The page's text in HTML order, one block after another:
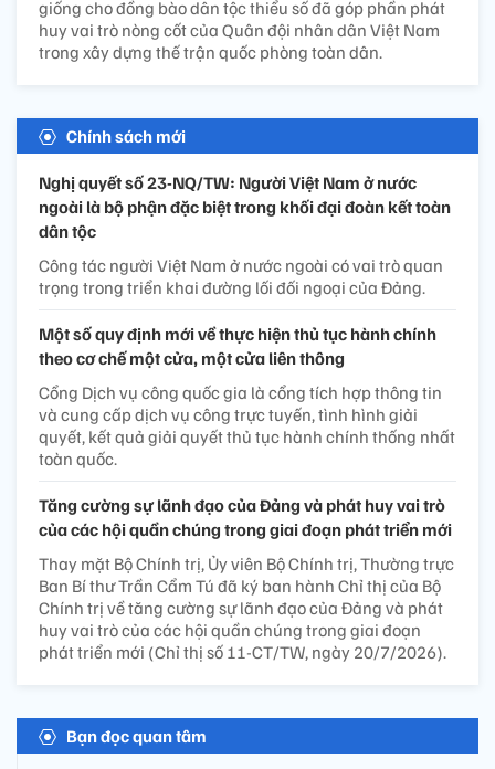
giống cho đồng bào dân tộc thiểu số đã góp phần phát
huy vai trò nòng cốt của Quân đội nhân dân Việt Nam
trong xây dựng thế trận quốc phòng toàn dân.
Chính sách mới
Nghị quyết số 23-NQ/TW: Người Việt Nam ở nước
ngoài là bộ phận đặc biệt trong khối đại đoàn kết toàn
dân tộc
Công tác người Việt Nam ở nước ngoài có vai trò quan
trọng trong triển khai đường lối đối ngoại của Đảng.
Một số quy định mới về thực hiện thủ tục hành chính
theo cơ chế một cửa, một cửa liên thông
Cổng Dịch vụ công quốc gia là cổng tích hợp thông tin
và cung cấp dịch vụ công trực tuyến, tình hình giải
quyết, kết quả giải quyết thủ tục hành chính thống nhất
toàn quốc.
Tăng cường sự lãnh đạo của Đảng và phát huy vai trò
của các hội quần chúng trong giai đoạn phát triển mới
Thay mặt Bộ Chính trị, Ủy viên Bộ Chính trị, Thường trực
Ban Bí thư Trần Cẩm Tú đã ký ban hành Chỉ thị của Bộ
Chính trị về tăng cường sự lãnh đạo của Đảng và phát
huy vai trò của các hội quần chúng trong giai đoạn
phát triển mới (Chỉ thị số 11-CT/TW, ngày 20/7/2026).
Bạn đọc quan tâm